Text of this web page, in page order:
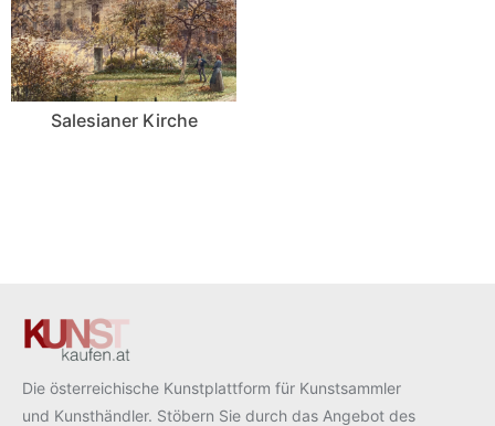
Salesianer Kirche
Die österreichische Kunstplattform für Kunstsammler
und Kunsthändler. Stöbern Sie durch das Angebot des